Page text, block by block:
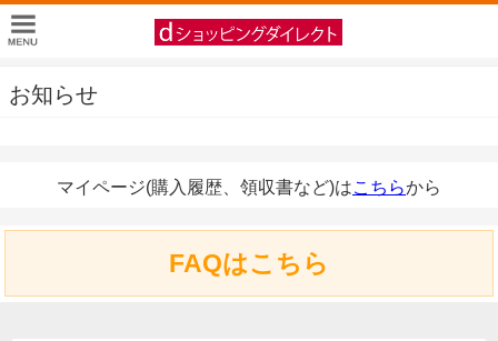
お知らせ
マイページ(購入履歴、領収書など)はこちらから
FAQはこちら